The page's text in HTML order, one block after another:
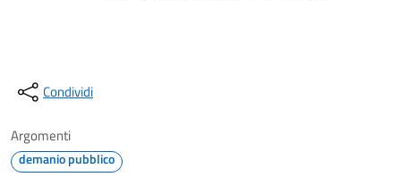
Condividi
Argomenti
demanio pubblico